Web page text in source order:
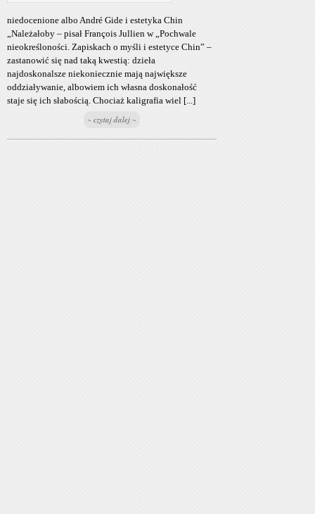
niedocenione albo André Gide i estetyka Chin
„Należałoby – pisał François Jullien w „Pochwale
nieokreśloności. Zapiskach o myśli i estetyce Chin” –
zastanowić się nad taką kwestią: dzieła
najdoskonalsze niekoniecznie mają największe
oddziaływanie, albowiem ich własna doskonałość
staje się ich słabością. Chociaż kaligrafia wiel [...]
~ czytaj dalej ~